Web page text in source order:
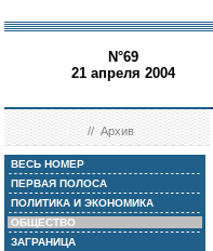
N°69
21 апреля 2004
//Архив
ВЕСЬ НОМЕР
ПЕРВАЯ ПОЛОСА
ПОЛИТИКА И ЭКОНОМИКА
ОБЩЕСТВО
ЗАГРАНИЦА